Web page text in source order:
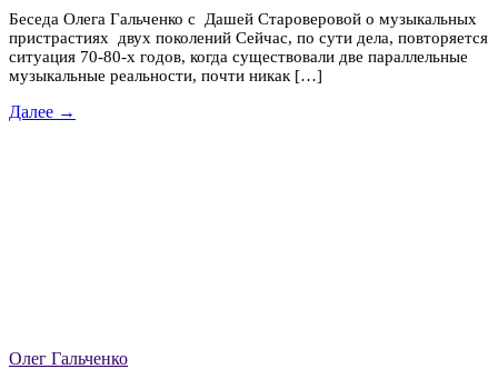
Беседа Олега Гальченко с Дашей Староверовой о музыкальных
пристрастиях двух поколений Сейчас, по сути дела, повторяется
ситуация 70-80-х годов, когда существовали две параллельные
музыкальные реальности, почти никак […]
Далее →
Олег Гальченко